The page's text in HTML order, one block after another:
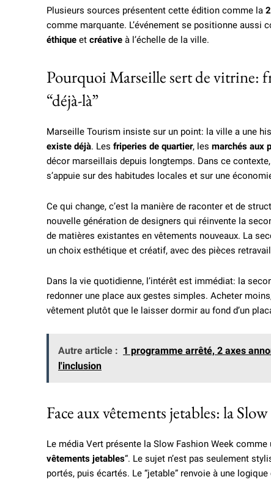
Plusieurs sources présentent cette édition comme la
comme marquante. L’événement se positionne aussi
éthique et créative à l’échelle de la ville.
Pourquoi Marseille sert de vitrine:
“déjà-là”
Marseille Tourism insiste sur un point: la ville a une
existe déjà. Les friperies de quartier, les marchés aux
décor marseillais depuis longtemps. Dans ce
s’appuie sur des habitudes locales et sur une
Ce qui change, c’est la manière de raconter et de
nouvelle génération de designers qui réinvente la
de matières existantes en vêtements nouveaux. La
un choix esthétique et créatif, avec des pièces
Dans la vie quotidienne, l’intérêt est immédiat: la
redonner une place aux gestes simples. Acheter
vêtement plutôt que le laisser dormir au fond d’un
Autre article : 1 programme arrêté, 2 axes
l'inclusion
Face aux vêtements jetables: la
Le média Vert présente la Slow Fashion Week comme
vêtements jetables“. Le sujet n’est pas seulement
portés, puis écartés. Le “jetable” renvoie à une